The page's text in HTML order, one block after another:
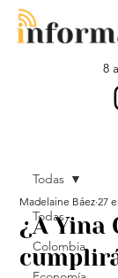
8
Todas
Colombia
Todas
¿A Yina
Madelaine Báez 27